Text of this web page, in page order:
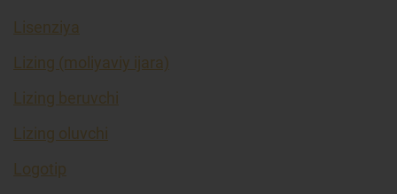
Lisenziya
Lizing (moliyaviy ijara)
Lizing beruvchi
Lizing oluvchi
Logotip